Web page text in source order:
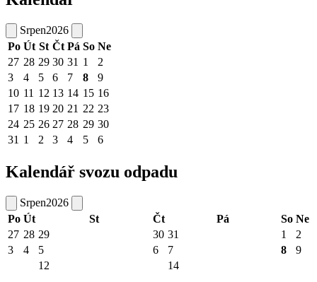
Srpen2026
Po Út St Čt Pá So Ne
27 28 29 30 31 1
2
3
4 5 6 7 8
9
10 11 12 13 14 15 16
17 18 19 20 21 22 23
24 25 26 27 28 29 30
31 1 2 3 4 5 6
Kalendář svozu odpadu
Srpen2026
Po Út St Čt Pá So Ne
27 28 29 30 31 1
2
3
4 5 6 7 8 9
12
14